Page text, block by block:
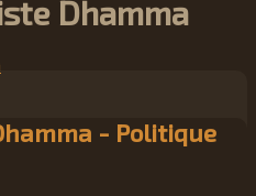
Dhamma
- Politique